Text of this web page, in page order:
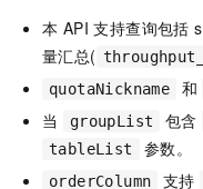
本 API 支持查询包括
量汇总(
quotaNickname 和
当
groupList 包含
tableList 参数。
orderColumn 支持
大模型服务
千问AI平台-Token Plan
1亿+ 大模型 tokens 和 30+ 款产品
140+云产品 免费试用
产品新客免费试用，最长12个月
大模型ACA认证体验
助力企业全员 AI 认知与能力提升
Tableau 订阅
AI空中课堂在线直播课堂（旗舰
生态解决方案
行业生态解决方案
云开发大赛
入门学习赛